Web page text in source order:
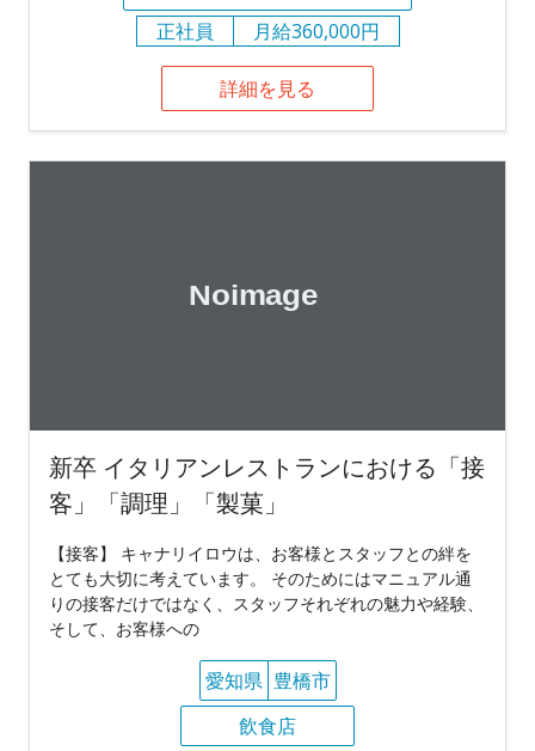
正社員
月給360,000円
詳細を見る
新卒 イタリアンレストランにおける「接
客」「調理」「製菓」
【接客】 キャナリイロウは、お客様とスタッフとの絆を
とても大切に考えています。 そのためにはマニュアル通
りの接客だけではなく、スタッフそれぞれの魅力や経験、
そして、お客様への
愛知県 豊橋市
飲食店